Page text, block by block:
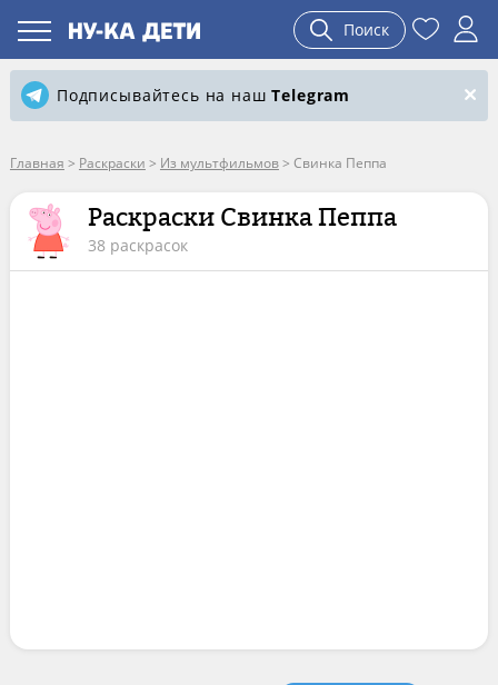
Поиск
Подписывайтесь на нашTelegram
Главная > Раскраски > Из мультфильмов> Свинка Пеппа
Раскраски Свинка Пеппа
38 раскрасок